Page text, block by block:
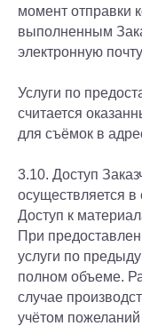
момент отправки
выполненным
электронную
Услуги по
считается
для съёмок в
3.10. Доступ
осуществляется в
Доступ к
При
услуги по
полном объеме.
случае
учётом